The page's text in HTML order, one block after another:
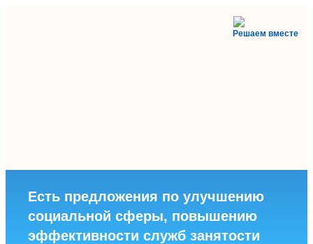
Решаем вместе
Есть предложения по улучшению
социальной сферы, повышению
эффективности служб занятости